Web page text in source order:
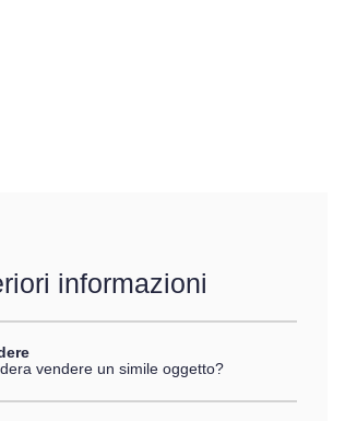
informazioni
vendere un simile oggetto?